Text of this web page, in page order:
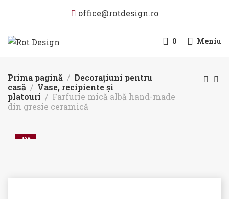
office@rotdesign.ro
0 Meniu
Prima pagină
Decorațiuni pentru
casă
Vase, recipiente și
platouri
Farfurie mică albă hand-made
din gresie ceramică
-40%